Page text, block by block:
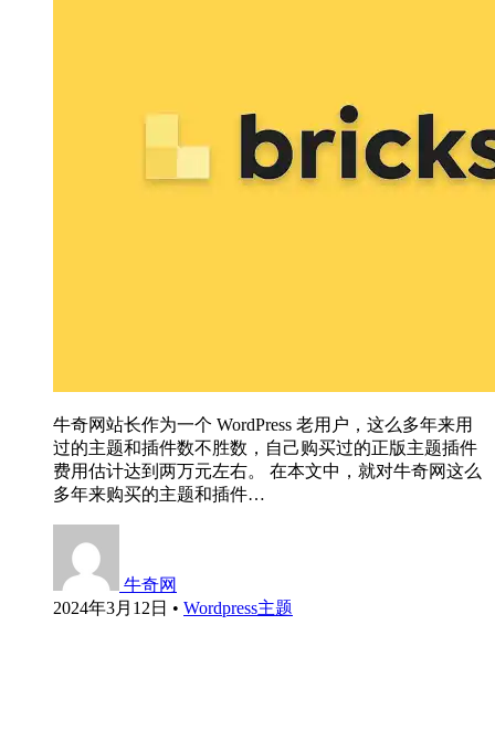
牛奇网站长作为一个 WordPress 老用户，这么多年来用
过的主题和插件数不胜数，自己购买过的正版主题插件
费用估计达到两万元左右。 在本文中，就对牛奇网这么
多年来购买的主题和插件…
牛奇网
2024年3月12日 • Wordpress主题